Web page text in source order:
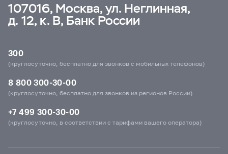
107016, Москва, ул. Неглинная,
д. 12, к. В, Банк России
300
(круглосуточно, бесплатно для звонков с мобильных телефонов)
8 800 300-30-00
(круглосуточно, бесплатно для звонков из регионов России)
+7 499 300-30-00
(круглосуточно, в соответствии с тарифами вашего оператора)